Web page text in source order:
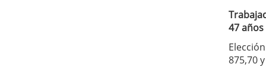
47 años
875,70